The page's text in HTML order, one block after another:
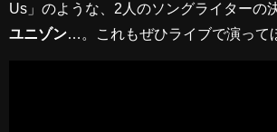
Us」のような、2人のソングライターの
ユニゾン …。これもぜひライブで演って